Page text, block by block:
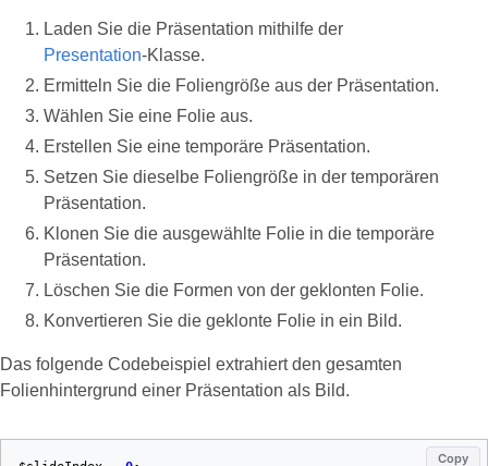
Laden Sie die Präsentation mithilfe der
Presentation‑Klasse.
Ermitteln Sie die Foliengröße aus der Präsentation.
Wählen Sie eine Folie aus.
Erstellen Sie eine temporäre Präsentation.
Setzen Sie dieselbe Foliengröße in der temporären
Präsentation.
Klonen Sie die ausgewählte Folie in die temporäre
Präsentation.
Löschen Sie die Formen von der geklonten Folie.
Konvertieren Sie die geklonte Folie in ein Bild.
Das folgende Codebeispiel extrahiert den gesamten
Folienhintergrund einer Präsentation als Bild.
Copy